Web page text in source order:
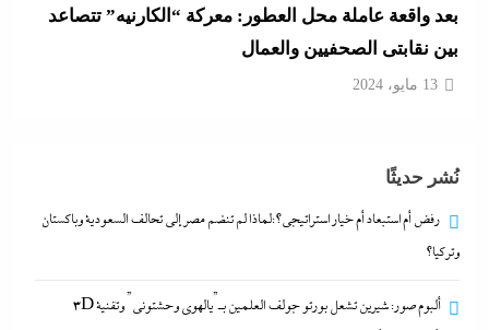
بعد واقعة عاملة محل العطور: معركة “الكارنيه” تتصاعد
بين نقابتى الصحفيين والعمال
13 مايو، 2024
كلمات الأغانى وردود الفعل الغريبة
13 مايو، 2024
إلى تحالف السعودية وباكستان وتركيا؟
نُشر حديثًا
رفض أم استبعاد أم خيار استراتيجي؟:لماذا لم تنضم مصر إلى تحالف السعودية وباكستان
وتركيا؟
ألبوم صور: شيرين تشعل بورتو جولف العلمين بـ”يالهوى وحشتونى” وتقنية 3D